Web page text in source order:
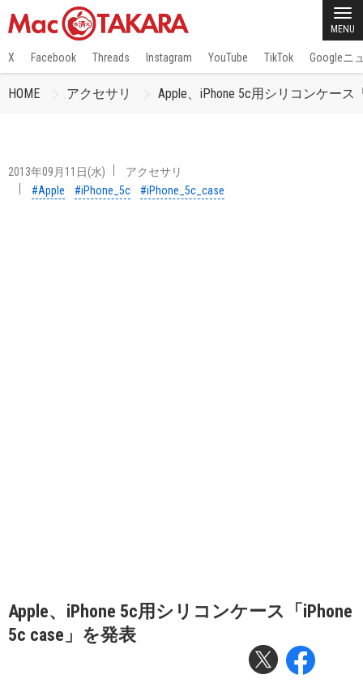
MENU
X Facebook Threads Instagram YouTube TikTok Googleニ
HOME アクセサリ Apple、iPhone 5c用シリコンケース
2013年09月11日(水)
アクセサリ
#Apple
#iPhone_5c #iPhone_5c_case
Apple、iPhone 5c用シリコンケース「iPhone
5c case」を発表